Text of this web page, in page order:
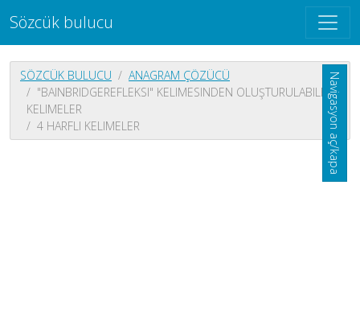
Sözcük bulucu
Navigasyon aç/kapa
SÖZCÜK BULUCU
ANAGRAM ÇÖZÜCÜ
"BAINBRIDGEREFLEKSI" KELIMESINDEN OLUŞTURULABILEN
KELIMELER
4 HARFLI KELIMELER